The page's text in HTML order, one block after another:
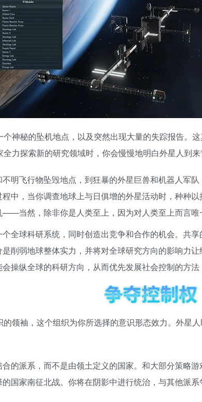
神秘的坠机地点，以及突然出现大量的失踪报告。
力探索新的研究领域时，你会慢慢地明白外星人到来
明飞行物坠毁地点，到狂暴的外星巨兽和机器人军
中，当你调查地球上与日俱增的外星活动时，种种
当然，除非你是人类至上，因为对人类至上而言唯
个全球科研系统，同时创造出竞争和合作的机会。共
削弱地球整体实力，并将对全球研究方向的影响力
操纵全球的科研方向，从而优先发展社会控制的方法
领袖，这个组织为你所选择的意识形态效力。外星
的派系，而不是由领土定义的国家。和大部分策略
国家南征北战。你将在阴影中进行统治，与其他派